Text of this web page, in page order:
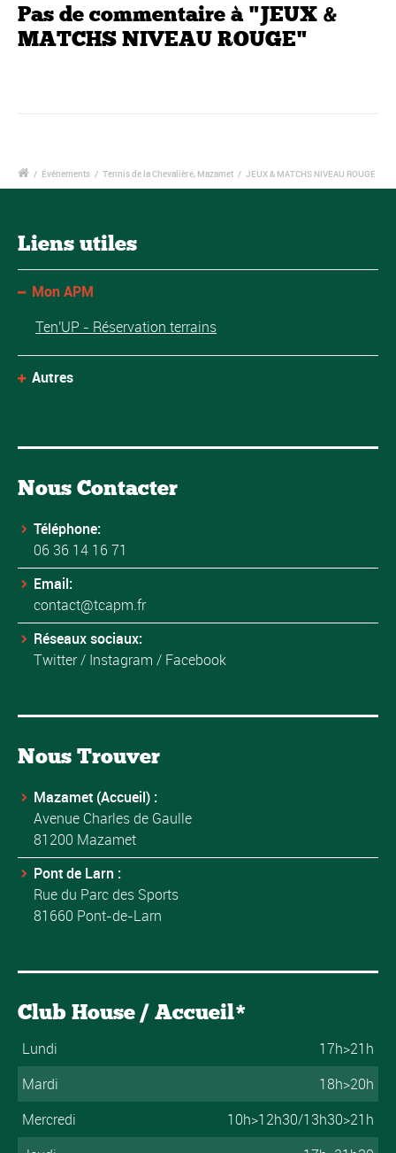
Pas de commentaire à "JEUX &
MATCHS NIVEAU ROUGE"
/ Événements / Tennis de la Chevalière, Mazamet / JEUX & MATCHS NIVEAU ROUGE
Liens utiles
Mon APM
Ten'UP - Réservation terrains
Autres
Nous Contacter
Téléphone:
06 36 14 16 71
Email:
contact@tcapm.fr
Réseaux sociaux:
Twitter/ Instagram / Facebook
Nous Trouver
Mazamet (Accueil) :
Avenue Charles de Gaulle
81200 Mazamet
Pont de Larn :
Rue du Parc des Sports
81660 Pont-de-Larn
Club House / Accueil*
Lundi
17h>21h
Mardi
18h>20h
Mercredi
10h>12h30/13h30>21h